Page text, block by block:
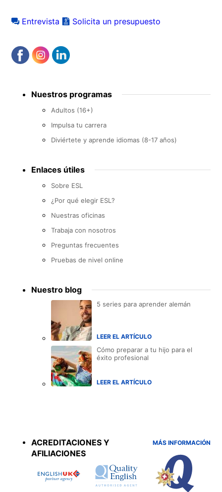
Entrevista Solicita un presupuesto
menu Nuestros programas
Adultos (16+)
Impulsa tu carrera
Diviértete y aprende idiomas (8-17 años)
Enlaces útiles
Sobre ESL
¿Por qué elegir ESL?
Nuestras oficinas
Trabaja con nosotros
Preguntas frecuentes
Pruebas de nivel online
Nuestro blog
5 series para aprender alemán
LEER EL ARTÍCULO
Cómo preparar a tu hijo para el
éxito profesional
LEER EL ARTÍCULO
ACREDITACIONES Y
AFILIACIONES
MÁS INFORMACIÓN